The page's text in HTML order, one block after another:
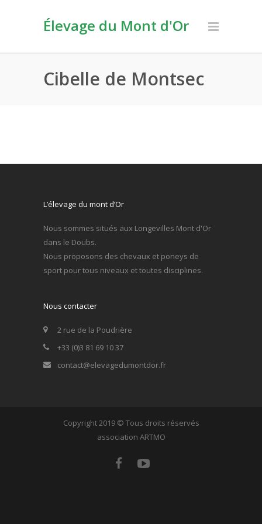
Élevage du Mont d'Or
Cibelle de Montsec
L’élevage du mont d’Or
Nous sommes situés aux Longevilles Mont d'Or
dans le Doubs.
Nous proposons des chevaux et poneys de
sport pour tous niveaux et toutes disciplines.
Nous contacter
2 rue de la Poudrière
+33 (0)3 81 69 10 37
contact@elevagedumontdor.fr
Copyright 2019 © Tous droits réservés
association ARTMO